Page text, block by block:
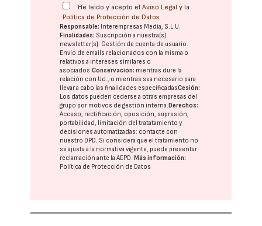
He leído y acepto elAviso Legal y la
Política de Protección de Datos
Responsable: Interempresas Media, S.L.U.
Finalidades: Suscripción a nuestra(s)
newsletter(s). Gestión de cuenta de usuario.
Envío de emails relacionados con la misma o
relativos a intereses similares o
asociados.Conservación: mientras dure la
relación con Ud., o mientras sea necesario para
llevar a cabo las finalidades especificadasCesión:
Los datos pueden cederse a otras empresas del
grupo por motivos de gestión interna. Derechos:
Acceso, rectificación, oposición, supresión,
portabilidad, limitación del tratatamiento y
decisiones automatizadas: contacte con
nuestro DPD. Si considera que el tratamiento no
se ajusta a la normativa vigente, puede presentar
reclamación ante laAEPD. Más información:
Política de Protección de Datos